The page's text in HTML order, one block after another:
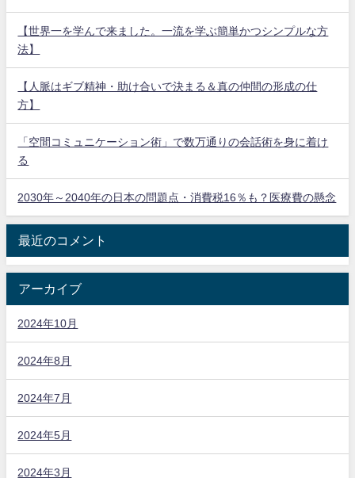
【世界一を学んで来ました。一流を学ぶ簡単かつシンプルな方
法】
【人脈はギブ精神・助け合いで決まる＆真の仲間の形成の仕
方】
「空間コミュニケーション術」で数万通りの会話術を身に着け
る
2030年～2040年の日本の問題点・消費税16％も？医療費の懸念
最近のコメント
アーカイブ
2024年10月
2024年8月
2024年7月
2024年5月
2024年3月